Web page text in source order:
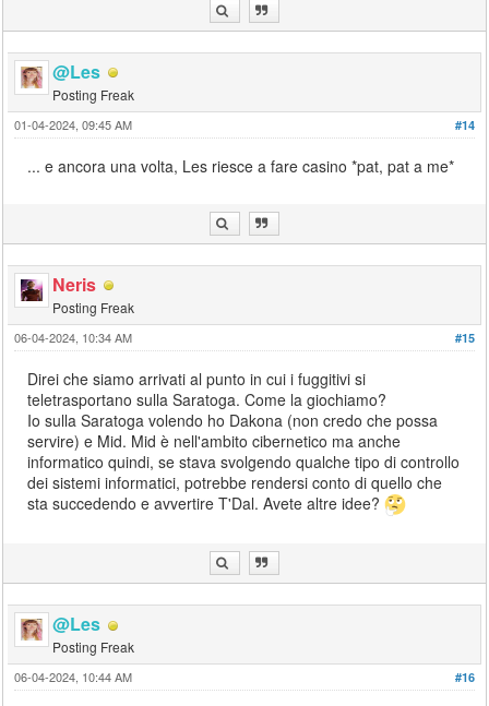
@Les
Posting Freak
#14
01-04-2024, 09:45 AM
... e ancora una volta, Les riesce a fare casino *pat, pat a me*
Neris
Posting Freak
#15
06-04-2024, 10:34 AM
Direi che siamo arrivati al punto in cui i fuggitivi si
teletrasportano sulla Saratoga. Come la giochiamo?
Io sulla Saratoga volendo ho Dakona (non credo che possa
servire) e Mid. Mid è nell'ambito cibernetico ma anche
informatico quindi, se stava svolgendo qualche tipo di controllo
dei sistemi informatici, potrebbe rendersi conto di quello che
sta succedendo e avvertire T'Dal. Avete altre idee?
@Les
Posting Freak
#16
06-04-2024, 10:44 AM